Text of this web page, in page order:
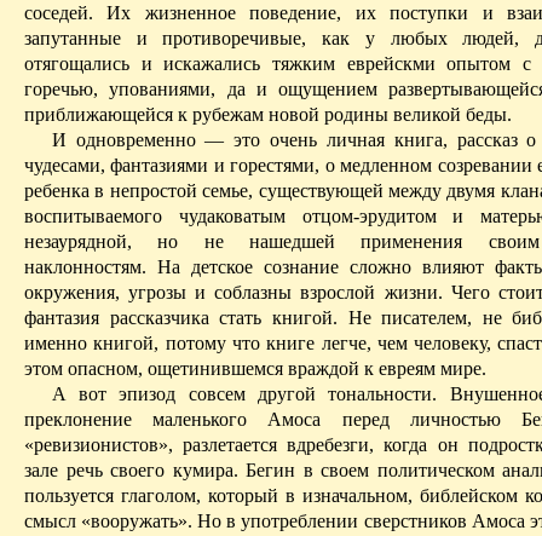
соседей. Их жизненное поведение, их поступки и
запутанные и противоречивые, как у любых людей,
отягощались и искажались тяжким еврейскми опытом с
горечью, упованиями, да и ощущением
приближающейся к рубежам новой родины великой беды.
И одновременно — это очень личная книга, рассказ о
чудесами, фантазиями и горестями, о медленном созревании
ребенка в непростой семье, существующей между двумя
воспитываемого чудаковатым отцом-эрудитом и
незаурядной, но не нашедшей применения своим
наклонностям. На детское сознание сложно влияют
окружения, угрозы и соблазны взрослой жизни. Чего
фантазия рассказчика стать книгой. Не писателем, не
именно книгой, потому что книге легче, чем человеку,
этом опасном, ощетинившемся враждой к евреям мире.
А вот эпизод совсем другой тональности.
преклонение маленькогоАмоса перед личностью
«ревизионистов», разлетается вдребезги, когда он
зале речь своего кумира.Бегин в своем политическом
пользуется глаголом, который в изначальном, библейском
смысл «вооружать». Но в употреблении сверстников Амоса